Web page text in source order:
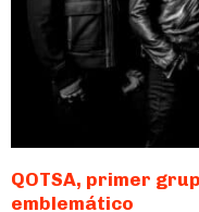
QOTSA, primer
emblemático